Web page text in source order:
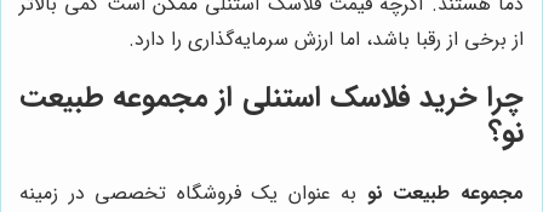
از برخی از رقبا باشد، اما ارزش سرمایه‌گذاری را دارد.
چرا خرید فلاسک استنلی ازمجموعه طبیعت
نو؟
مجموعه طبیعت نو به عنوان یک فروشگاه تخصصی در زمینه